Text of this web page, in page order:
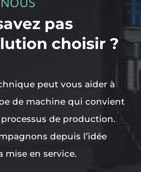
pas
choisir ?
peut vous aider à
de machine qui convient
de production.
depuis l’idée
mise en service.